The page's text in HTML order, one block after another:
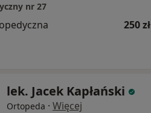
nr 27
250 zł
lek. Jacek Kapłański
Ortopeda · Więcej